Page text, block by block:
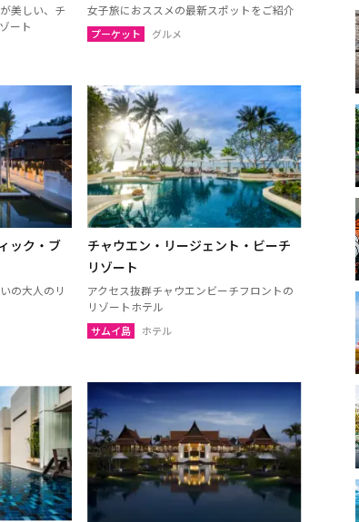
ラヨーン（サメット島）
チャチューンサオ
アユタヤ
ホアヒン（プラチュアッブキリカ
ン）
チャイナート
パトゥムターニー
ラーチャブリー
シンブリー
ー）
クラビ
パンガー
ナラーティワート
パッタルン
ソンクラー
美しい、チ
ート
女子旅におススメの最新スポットをご紹介
プーケット グルメ
ック・ブ
の大人のリ
チャウエン・リージェント・ビーチ
リゾート
アクセス抜群チャウエンビーチフロントの
リゾートホテル
サムイ島 ホテル